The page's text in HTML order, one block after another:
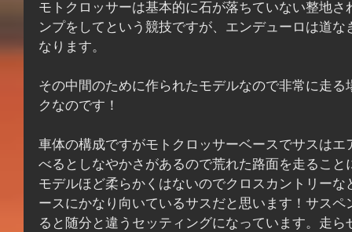
モトクロッサーは基本的に石が落ちていない整地
ンプをしてという競技ですが、エンデューロは道
なります。
その中間のために作られたモデルなので非常に走
クなのです！
車体の構成ですがモトクロッサーベースでサスは
べるとしなやかさがあるので荒れた路面を走るこ
モデルほど柔らかくはないのでクロスカントリー
ースにかなり向いているサスだと思います！サス
ると随分と違うセッティングになっています。走